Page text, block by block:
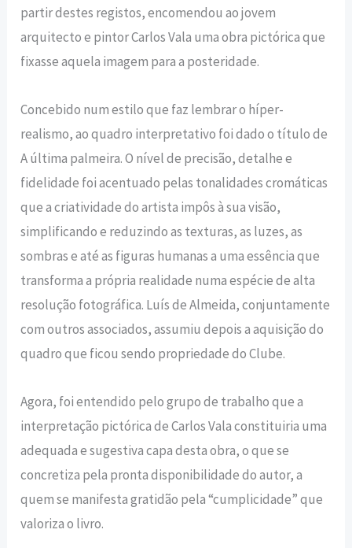
partir destes registos, encomendou ao jovem
arquitecto e pintor Carlos Vala uma obra pictórica que
fixasse aquela imagem para a posteridade.
Concebido num estilo que faz lembrar o híper-
realismo, ao quadro interpretativo foi dado o título de
A última palmeira. O nível de precisão, detalhe e
fidelidade foi acentuado pelas tonalidades cromáticas
que a criatividade do artista impôs à sua visão,
simplificando e reduzindo as texturas, as luzes, as
sombras e até as figuras humanas a uma essência que
transforma a própria realidade numa espécie de alta
resolução fotográfica. Luís de Almeida, conjuntamente
com outros associados, assumiu depois a aquisição do
quadro que ficou sendo propriedade do Clube.
Agora, foi entendido pelo grupo de trabalho que a
interpretação pictórica de Carlos Vala constituiria uma
adequada e sugestiva capa desta obra, o que se
concretiza pela pronta disponibilidade do autor, a
quem se manifesta gratidão pela “cumplicidade” que
valoriza o livro.